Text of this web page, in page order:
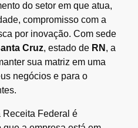
do setor em que atua,
compromisso com a
por inovação. Com sede
Cruz, estado de RN , a
sua matriz em uma
negócios e para o
Receita Federal é